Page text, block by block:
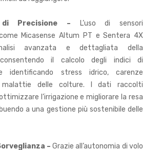
Precisione – L’uso di sensori
Micasense Altum PT e Sentera 4X
avanzata e dettagliata della
il calcolo degli indici di
identificando stress idrico, carenze
malattie delle colture. I dati raccolti
l’irrigazione e migliorare la resa
a una gestione più sostenibile delle
–Grazie all’autonomia di volo